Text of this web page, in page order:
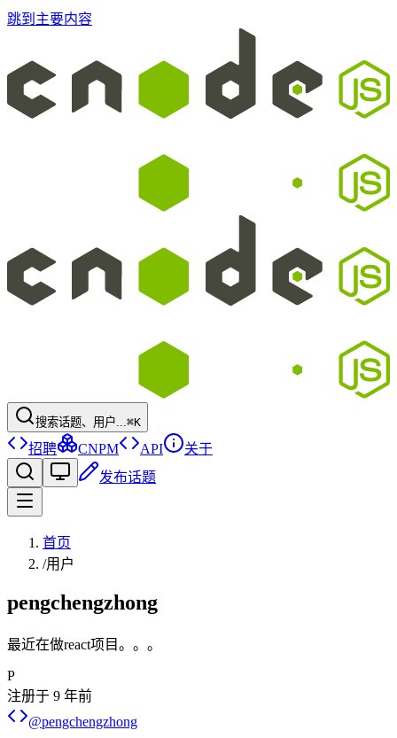
跳到主要内容
搜索话题、用户...⌘K
招聘 CNPM API
关于
发布话题
首页
/用户
pengchengzhong
最近在做react项目。。。
P
注册于 9 年前
@pengchengzhong